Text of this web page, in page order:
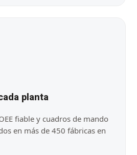
planta
fiable y cuadros de mando
en más de 450 fábricas en